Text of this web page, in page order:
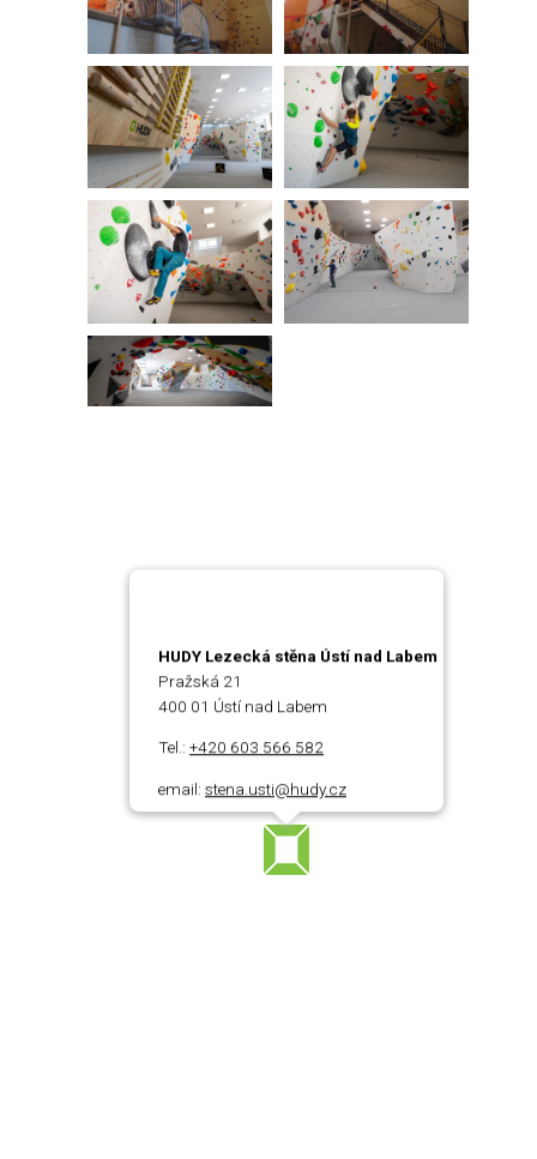
HUDY Lezecká stěna Ústí nad Labem
Pražská 21
400 01 Ústí nad Labem
Tel.: +420 603 566 582
email: stena.usti@hudy.cz